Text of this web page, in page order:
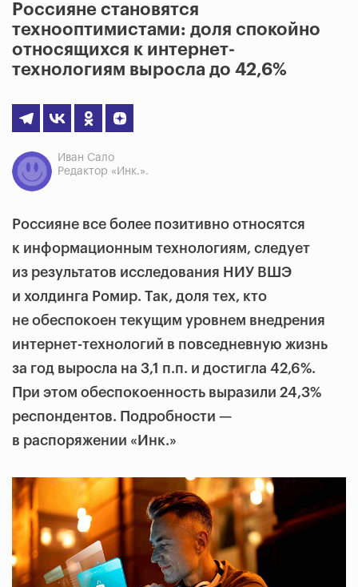
Россияне становятся
технооптимистами: доля спокойно
относящихся к интернет-
технологиям выросла до 42,6%
Иван Сало
Редактор «Инк.».
Россияне все более позитивно относятся
к информационным технологиям, следует
из результатов исследования НИУ ВШЭ
и холдинга Ромир. Так, доля тех, кто
не обеспокоен текущим уровнем внедрения
интернет-технологий в повседневную жизнь
за год выросла на 3,1 п.п. и достигла 42,6%.
При этом обеспокоенность выразили 24,3%
респондентов. Подробности —
в распоряжении «Инк.»